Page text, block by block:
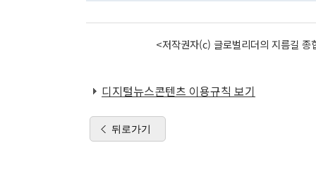
<저작권자(c) 글로벌리더의 지름길
디지털뉴스콘텐츠 이용규칙 보기
뒤로가기